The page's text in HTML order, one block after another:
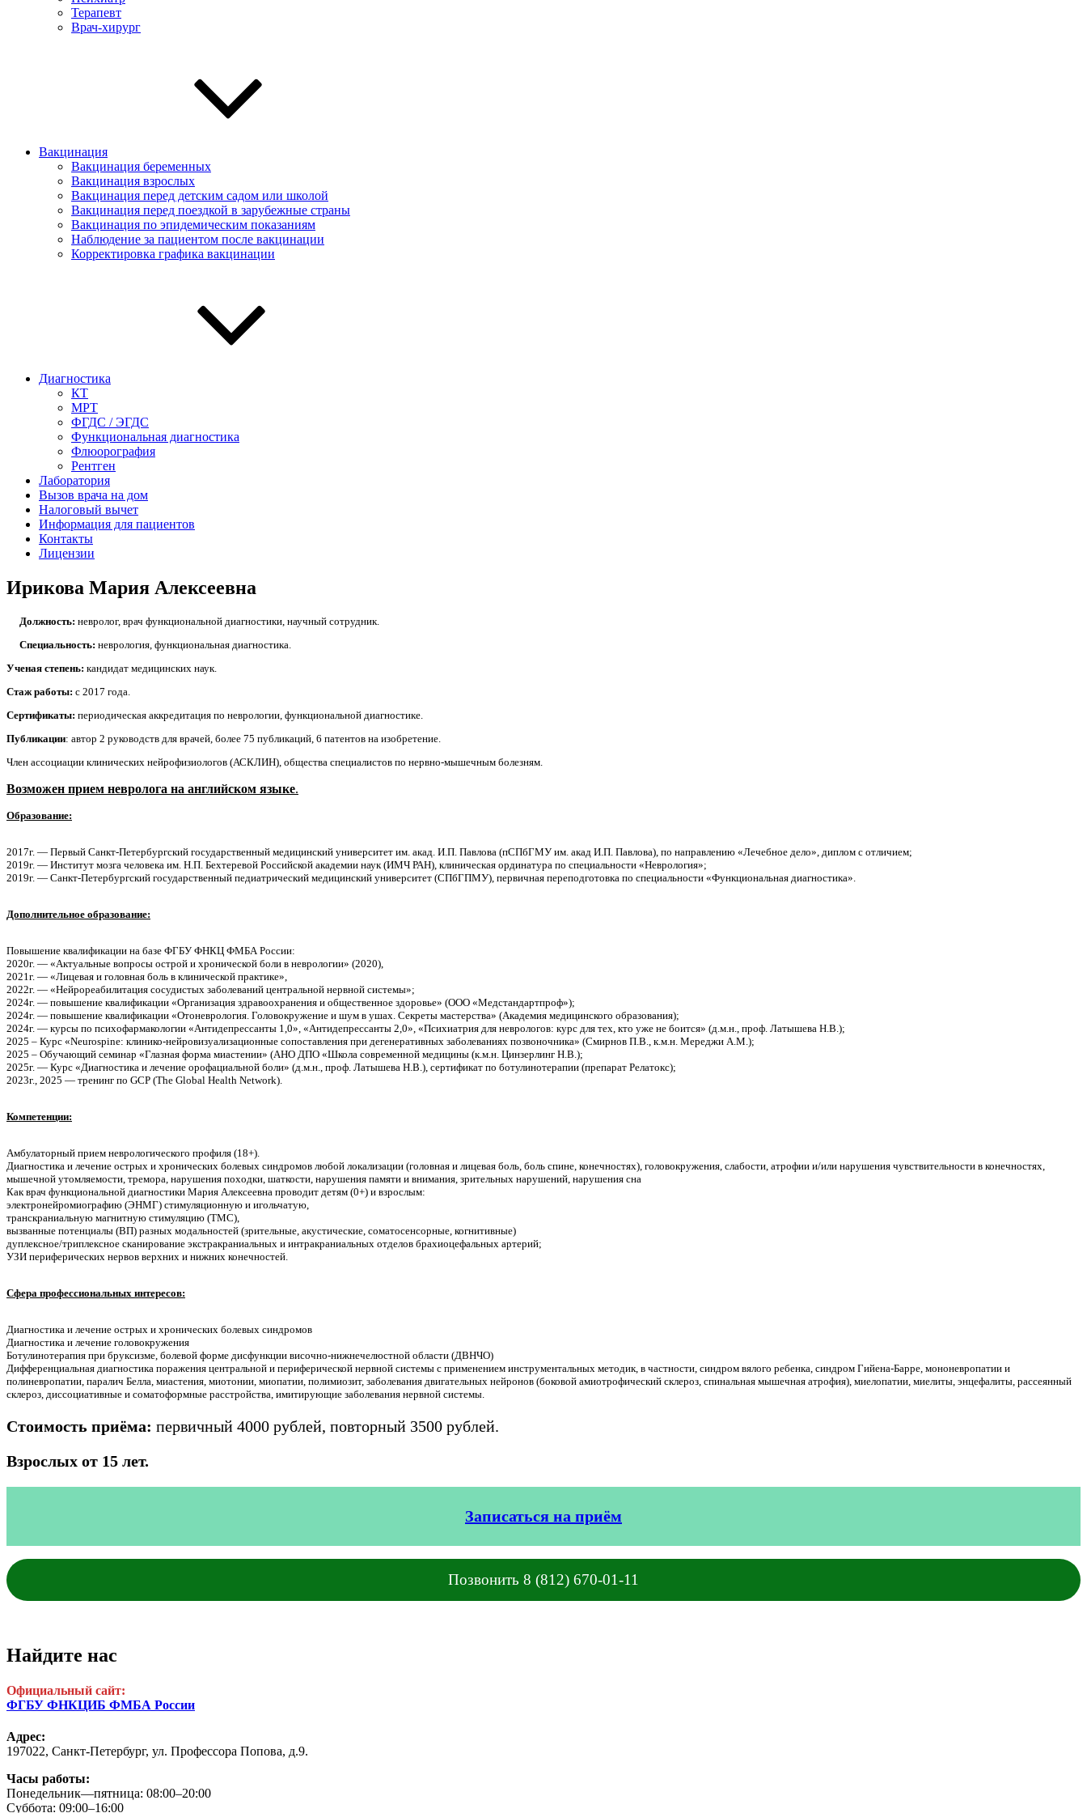
Терапевт
Врач-хирург
Вакцинация
Вакцинация беременных
Вакцинация взрослых
Вакцинация перед детским садом или школой
Вакцинация перед поездкой в зарубежные страны
Вакцинация по эпидемическим показаниям
Наблюдение за пациентом после вакцинации
Корректировка графика вакцинации
Диагностика
КТ
МРТ
ФГДС / ЭГДС
Функциональная диагностика
Флюорография
Рентген
Лаборатория
Вызов врача на дом
Налоговый вычет
Информация для пациентов
Контакты
Лицензии
Ирикова Мария Алексеевна
Должность: невролог, врач функциональной диагностики, научный сотрудник.
Специальность: неврология, функциональная диагностика.
Ученая степень: кандидат медицинских наук.
Стаж работы: с 2017 года.
Сертификаты: периодическая аккредитация по неврологии, функциональной диагностике.
Публикации: автор 2 руководств для врачей, более 75 публикаций, 6 патентов на изобретение.
Член ассоциации клинических нейрофизиологов (АСКЛИН), общества специалистов по нервно-мышечным болезням.
Возможен прием невролога на английском языке.
Образование:
2017г. — Первый Санкт-Петербургский государственный медицинский университет им. акад. И.П. Павлова (пСПбГМУ им. акад И.П. Павлова), по направлению «Лечебное дело», диплом с отличием;
2019г. — Институт мозга человека им. Н.П. Бехтеревой Российской академии наук (ИМЧ РАН), клиническая ординатура по специальности «Неврология»;
2019г. — Санкт-Петербургский государственный педиатрический медицинский университет (СПбГПМУ), первичная переподготовка по специальности «Функциональная диагностика».
Дополнительное образование:
Повышение квалификации на базе ФГБУ ФНКЦ ФМБА России:
2020г. — «Актуальные вопросы острой и хронической боли в неврологии» (2020),
2021г. — «Лицевая и головная боль в клинической практике»,
2022г. — «Нейрореабилитация сосудистых заболеваний центральной нервной системы»;
2024г. — повышение квалификации «Организация здравоохранения и общественное здоровье» (ООО «Медстандартпроф»);
2024г. — повышение квалификации «Отоневрология. Головокружение и шум в ушах. Секреты мастерства» (Академия медицинского образования);
2024г. — курсы по психофармакологии «Антидепрессанты 1,0», «Антидепрессанты 2,0», «Психиатрия для неврологов: курс для тех, кто уже не боится» (д.м.н., проф. Латышева Н.В.);
2025 – Курс «Neurospine: клинико-нейровизуализационные сопоставления при дегенеративных заболеваниях позвоночника» (Смирнов П.В., к.м.н. Мереджи А.М.);
2025 – Обучающий семинар «Глазная форма миастении» (АНО ДПО «Школа современной медицины (к.м.н. Цинзерлинг Н.В.);
2025г. — Курс «Диагностика и лечение орофациальной боли» (д.м.н., проф. Латышева Н.В.), сертификат по ботулинотерапии (препарат Релатокс);
2023г., 2025 — тренинг по GCP (The Global Health Network).
Компетенции:
Амбулаторный прием неврологического профиля (18+).
Диагностика и лечение острых и хронических болевых синдромов любой локализации (головная и лицевая боль, боль спине, конечностях), головокружения, слабости, атрофии и/или нарушения чувствительности в конечностях,
мышечной утомляемости, тремора, нарушения походки, шаткости, нарушения памяти и внимания, зрительных нарушений, нарушения сна
Как врач функциональной диагностики Мария Алексеевна проводит детям (0+) и взрослым:
электронейромиографию (ЭНМГ) стимуляционную и игольчатую,
транскраниальную магнитную стимуляцию (ТМС),
вызванные потенциалы (ВП) разных модальностей (зрительные, акустические, соматосенсорные, когнитивные)
дуплексное/триплексное сканирование экстракраниальных и интракраниальных отделов брахиоцефальных артерий;
УЗИ периферических нервов верхних и нижних конечностей.
Сфера профессиональных интересов:
Диагностика и лечение острых и хронических болевых синдромов
Диагностика и лечение головокружения
Ботулинотерапия при бруксизме, болевой форме дисфункции височно-нижнечелюстной области (ДВНЧО)
Дифференциальная диагностика поражения центральной и периферической нервной системы с применением инструментальных методик, в частности, синдром вялого ребенка, синдром Гийена-Барре, мононевропатии и
полиневропатии, паралич Белла, миастения, миотонии, миопатии, полимиозит, заболевания двигательных нейронов (боковой амиотрофический склероз, спинальная мышечная атрофия), миелопатии, миелиты, энцефалиты, рассеянный
склероз, диссоциативные и соматоформные расстройства, имитирующие заболевания нервной системы.
Стоимость приёма: первичный 4000 рублей, повторный 3500 рублей.
Взрослых от 15 лет.
Записаться на приём
Позвонить 8 (812) 670-01-11
Найдите нас
Официальный сайт:
ФГБУ ФНКЦИБ ФМБА России
Адрес:
197022, Санкт-Петербург, ул. Профессора Попова, д.9.
Часы работы:
Понедельник—пятница: 08:00–20:00
Суббота: 09:00–16:00